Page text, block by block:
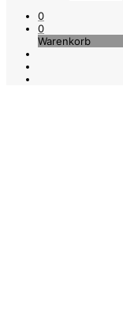
0
0
Warenkorb